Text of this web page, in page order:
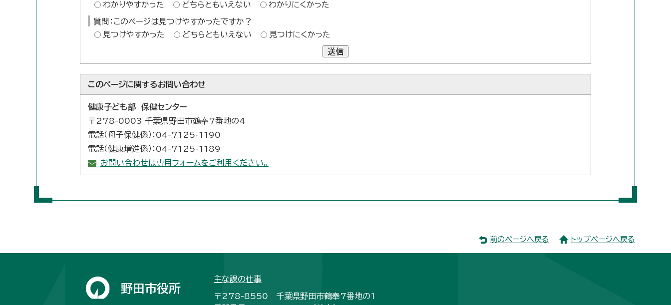
わかりやすかった
どちらともいえない わかりにくかった
質問：このページは見つけやすかったですか？
見つけやすかった
どちらともいえない 見つけにくかった
送信
このページに関するお問い合わせ
健康子ども部 保健センター
〒278-0003 千葉県野田市鶴奉7番地の4
電話（母子保健係）：04-7125-1190
電話（健康増進係）：04-7125-1189
お問い合わせは専用フォームをご利用ください。
前のページへ戻る トップページへ戻る
野田市役所
主な課の仕事
〒278-8550 千葉県野田市鶴奉7番地の1